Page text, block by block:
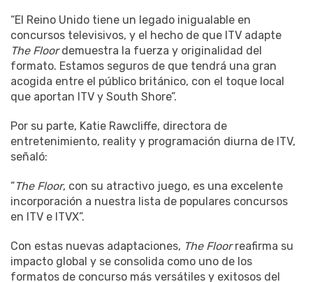
“El Reino Unido tiene un legado inigualable en
concursos televisivos, y el hecho de que ITV adapte
The Floordemuestra la fuerza y originalidad del
formato. Estamos seguros de que tendrá una gran
acogida entre el público británico, con el toque local
que aportan ITV y South Shore”.
Por su parte, Katie Rawcliffe, directora de
entretenimiento, reality y programación diurna de ITV,
señaló:
“The Floor, con su atractivo juego, es una excelente
incorporación a nuestra lista de populares concursos
en ITV e ITVX”.
Con estas nuevas adaptaciones, The Floorreafirma su
impacto global y se consolida como uno de los
formatos de concurso más versátiles y exitosos del